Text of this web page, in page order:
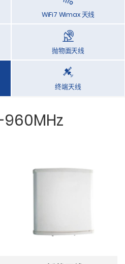
WiFi7 Wimax 天线
抛物面天线
终端天线